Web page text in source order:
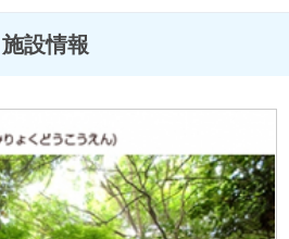
施設情報